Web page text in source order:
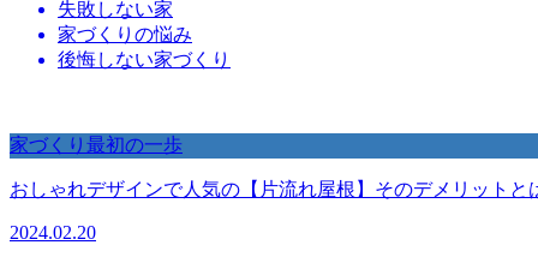
失敗しない家
家づくりの悩み
後悔しない家づくり
家づくり最初の一歩
おしゃれデザインで人気の【片流れ屋根】そのデメリットと
2024.02.20